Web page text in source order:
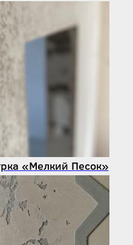
«Мелкий Песок»